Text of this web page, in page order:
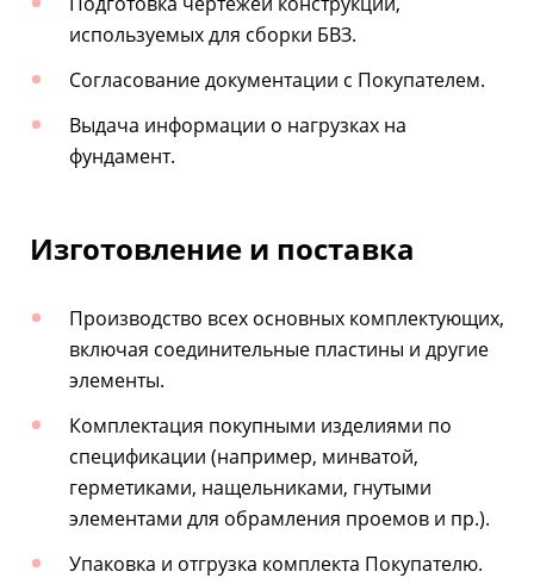
используемых для сборки БВЗ.
Согласование документации с Покупателем.
Выдача информации о нагрузках на
фундамент.
Изготовление и поставка
Производство всех основных комплектующих,
включая соединительные пластины и другие
элементы.
Комплектация покупными изделиями по
спецификации (например, минватой,
герметиками, нащельниками, гнутыми
элементами для обрамления проемов и пр.).
Упаковка и отгрузка комплекта Покупателю.